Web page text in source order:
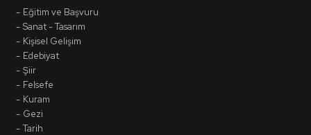
Eğitim ve Başvuru
Sanat - Tasarım
Kişisel Gelişim
Edebiyat
Şiir
Felsefe
Kuram
Gezi
Tarih